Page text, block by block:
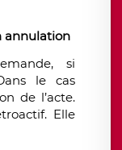
annulation
si
le cas
de l’acte.
Elle